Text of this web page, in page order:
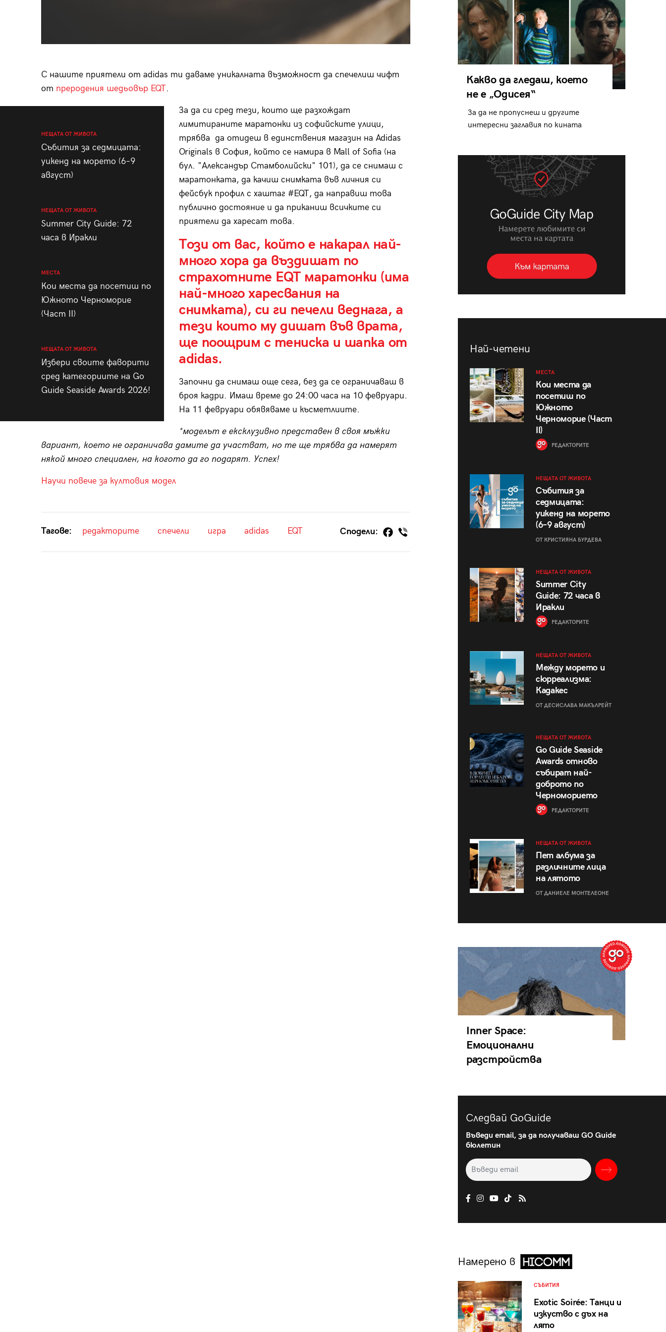
С нашите приятели от adidas ти даваме уникалната възможност да спечелиш чифт
от преродения шедьовър EQT.
НЕЩАТА ОТ ЖИВОТА
Събития за седмицата:
уикенд на морето (6–9
август)
НЕЩАТА ОТ ЖИВОТА
Summer City Guide: 72
часа в Иракли
МЕСТА
Кои места да посетиш по
Южното Черноморие
(Част II)
НЕЩАТА ОТ ЖИВОТА
Избери своите фаворити
сред категориите на Go
Guide Seaside Awards 2026!
За да си сред тези, които ще разхождат
лимитираните маратонки из софийските улици,
трябва да отидеш в единствения магазин на Adidas
Originals в София, който се намира в Mall of Sofia (на
бул. "Александър Стамболийски" 101), да се снимаш с
маратонката, да качиш снимката във личния си
фейсбук профил с хаштаг #EQT, да направиш това
публично достояние и да приканиш всичките си
приятели да харесат това.
Този от вас, който е накарал най-
много хора да въздишат по
страхотните EQT маратонки (има
най-много харесвания на
снимката), си ги печели веднага, а
тези които му дишат във врата,
ще поощрим с тениска и шапка от
adidas.
Започни да снимаш още сега, без да се ограничаваш в
броя кадри. Имаш време дo 24:00 часа на 10 февруари.
На 11 февруари обявяваме и късметлиите.
*моделът е ексклузивно представен в своя мъжки
вариант, което не ограничава дамите да участват, но те ще трябва да намерят
някой много специален, на когото да го подарят. Успех!
Научи повече за култовия модел
Тагове: редакторите спечели игра adidas EQT Сподели:
Какво да гледаш, което
не е „Одисея“
За да не пропуснеш и другите
интересни заглавия по кината
Най-четени
МЕСТА
Кои места да
посетиш по
Южното
Черноморие (Част
II)
РЕДАКТОРИТЕ
НЕЩАТА ОТ ЖИВОТА
Събития за
седмицата:
уикенд на морето
(6–9 август)
ОТ КРИСТИЯНА БУРДЕВА
НЕЩАТА ОТ ЖИВОТА
Summer City
Guide: 72 часа в
Иракли
РЕДАКТОРИТЕ
НЕЩАТА ОТ ЖИВОТА
Между морето и
сюрреализма:
Кадакес
ОТ ДЕСИСЛАВА МАКЪЛРЕЙТ
НЕЩАТА ОТ ЖИВОТА
Go Guide Seaside
Awards отново
събират най-
доброто по
Черноморието
РЕДАКТОРИТЕ
НЕЩАТА ОТ ЖИВОТА
Пет албума за
различните лица
на лятото
ОТ ДАНИЕЛЕ МОНТЕЛЕОНЕ
Inner Space:
Емоционални
разстройства
Следвай GoGuide
Въведи email, за да получаваш GO Guide
бюлетин
Намерено в
СЪБИТИЯ
Exotic Soirée: Танци и
изкуство с дъх на
лято